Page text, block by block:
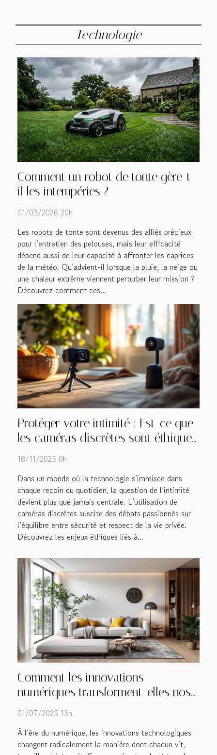
Technologie
Comment un robot de tonte gère-t-
il les intempéries ?
01/03/2026 20h
Les robots de tonte sont devenus des alliés précieux
pour l’entretien des pelouses, mais leur efficacité
dépend aussi de leur capacité à affronter les caprices
de la météo. Qu’advient-il lorsque la pluie, la neige ou
une chaleur extrême viennent perturber leur mission ?
Découvrez comment ces...
Protéger votre intimité : Est-ce que
les caméras discrètes sont éthiques
?
18/11/2025 0h
Dans un monde où la technologie s’immisce dans
chaque recoin du quotidien, la question de l’intimité
devient plus que jamais centrale. L’utilisation de
caméras discrètes suscite des débats passionnés sur
l’équilibre entre sécurité et respect de la vie privée.
Découvrez les enjeux éthiques liés à...
Comment les innovations
numériques transforment-elles nos
quotidiens ?
01/07/2025 13h
À l’ère du numérique, les innovations technologiques
changent radicalement la manière dont chacun vit,